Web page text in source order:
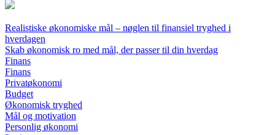
Realistiske økonomiske mål – nøglen til finansiel tryghed i
hverdagen
Skab økonomisk ro med mål, der passer til din hverdag
Finans
Finans
Privatøkonomi
Budget
Økonomisk tryghed
Mål og motivation
Personlig økonomi